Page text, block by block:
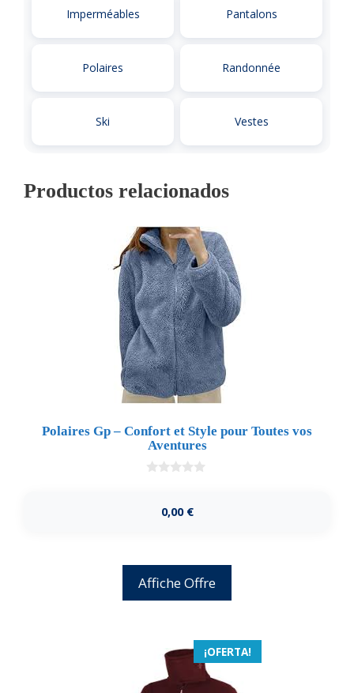
Imperméables Pantalons
Polaires Randonnée
Ski Vestes
Productos relacionados
Polaires Gp – Confort et Style pour Toutes vos
Aventures
0,00 €
Affiche Offre
¡OFERTA!